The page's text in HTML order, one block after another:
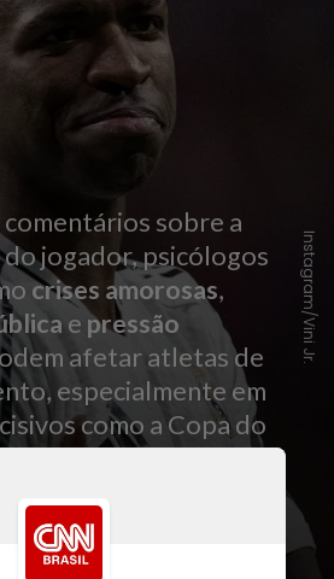
comentários sobre a
jogador, psicólogos
crises amorosas,
e pressão
afetar atletas de
especialmente em
como a Copa do
Instagram/Vini Jr.